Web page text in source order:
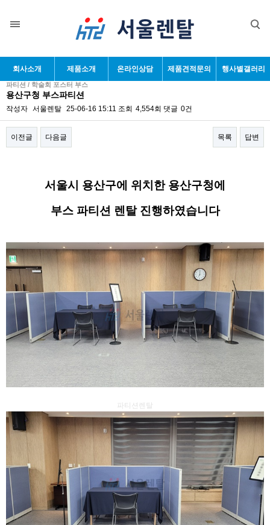
회사소개 제품소개 온라인상담 제품견적문의 행사별갤러리
파티션 / 학술회 포스터 부스
용산구청 부스파티션
작성자 서울렌탈 25-06-16 15:11 조회 4,554회 댓글 0건
이전글 다음글 목록 답변
서울시 용산구에 위치한 용산구청에
부스 파티션 렌탈 진행하였습니다
파티션렌탈